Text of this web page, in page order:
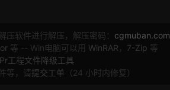
软件进行解压，解压密码： cgmuban.com
等 -- Win电脑可以用 WinRAR ， 7-Zip 等
Pr工程文件降级工具
等，请提交工单 （24 小时内修复）